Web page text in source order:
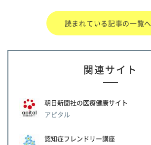
読まれている記事の一覧へ
関連サイト
朝日新聞社の医療健康サイト
アピタル
認知症フレンドリー講座